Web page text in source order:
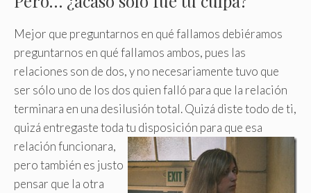
Mejor que preguntarnos en qué fallamos debiéramos
preguntarnos en qué fallamos ambos, pues las
relaciones son de dos, y no necesariamente tuvo que
ser sólo uno de los dos quien falló para que la relación
terminara en una desilusión total. Quizá diste todo de ti,
quizá entregaste toda tu disposición para que esa
relación funcionara,
pero también es justo
pensar que la otra